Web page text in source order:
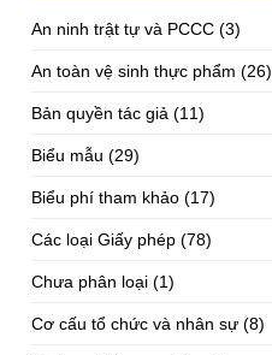
An ninh trật tự và PCCC (3)
An toàn vệ sinh thực phẩm (26)
Bản quyền tác giả (11)
Biểu mẫu (29)
Biểu phí tham khảo (17)
Các loại Giấy phép (78)
Chưa phân loại (1)
Cơ cấu tổ chức và nhân sự (8)